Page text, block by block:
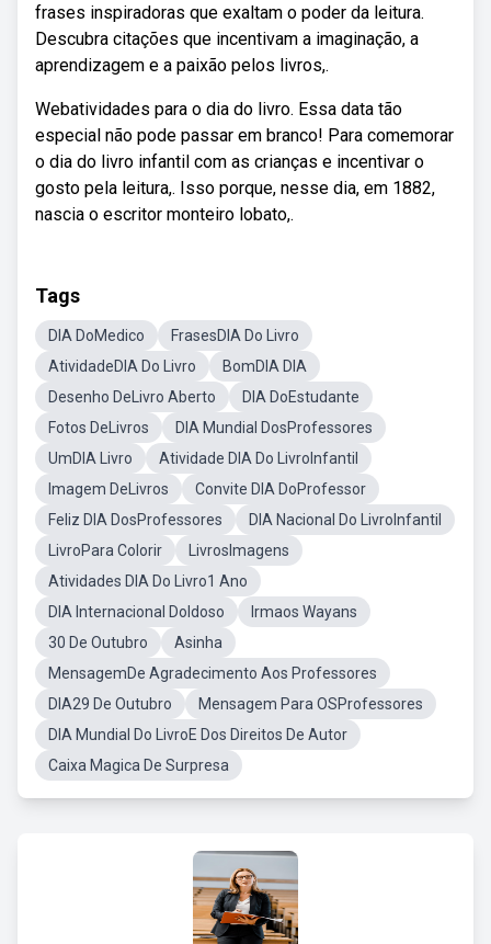
frases inspiradoras que exaltam o poder da leitura.
Descubra citações que incentivam a imaginação, a
aprendizagem e a paixão pelos livros,.
Webatividades para o dia do livro. Essa data tão
especial não pode passar em branco! Para comemorar
o dia do livro infantil com as crianças e incentivar o
gosto pela leitura,. Isso porque, nesse dia, em 1882,
nascia o escritor monteiro lobato,.
Tags
DIA DoMedico
FrasesDIA Do Livro
AtividadeDIA Do Livro
BomDIA DIA
Desenho DeLivro Aberto
DIA DoEstudante
Fotos DeLivros
DIA Mundial DosProfessores
UmDIA Livro
Atividade DIA Do LivroInfantil
Imagem DeLivros
Convite DIA DoProfessor
Feliz DIA DosProfessores
DIA Nacional Do LivroInfantil
LivroPara Colorir
LivrosImagens
Atividades DIA Do Livro1 Ano
DIA Internacional DoIdoso
Irmaos Wayans
30 De Outubro
Asinha
MensagemDe Agradecimento Aos Professores
DIA29 De Outubro
Mensagem Para OSProfessores
DIA Mundial Do LivroE Dos Direitos De Autor
Caixa Magica De Surpresa